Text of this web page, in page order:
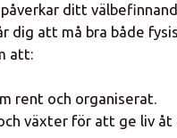
ditt
dig att må bra både
att:
rent och organiserat.
växter för att ge liv